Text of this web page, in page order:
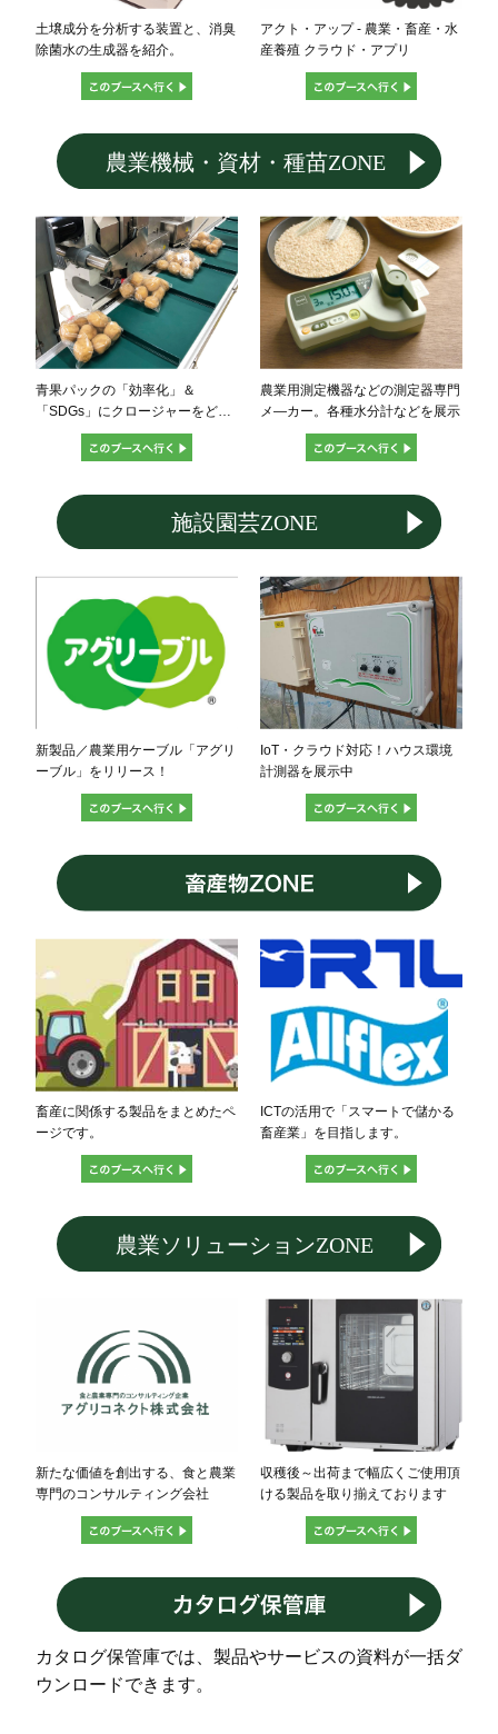
土壌成分を分析する装置と、消臭
除菌水の生成器を紹介。
アクト・アップ - 農業・畜産・水
産養殖 クラウド・アプリ
青果パックの「効率化」＆
「SDGs」にクロージャーをどう
農業用測定機器などの測定器専門
メ―カー。各種水分計などを展示
新製品／農業用ケーブル「アグリ
ーブル」をリリース！
IoT・クラウド対応！ハウス環境
計測器を展示中
畜産に関係する製品をまとめたペ
ージです。
ICTの活用で「スマートで儲かる
畜産業」を目指します。
新たな価値を創出する、食と農業
専門のコンサルティング会社
収穫後～出荷まで幅広くご使用頂
ける製品を取り揃えております
カタログ保管庫では、製品やサービスの資料が一括ダ
ウンロードできます。